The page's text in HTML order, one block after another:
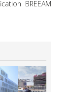
BREEAM